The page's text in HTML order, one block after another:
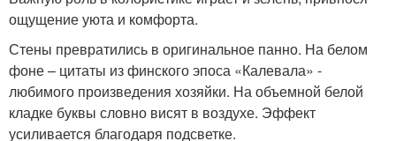
ощущение уюта и комфорта.
Стены превратились в оригинальное панно. На белом
фоне – цитаты из финского эпоса «Калевала» -
любимого произведения хозяйки. На объемной белой
кладке буквы словно висят в воздухе. Эффект
усиливается благодаря подсветке.